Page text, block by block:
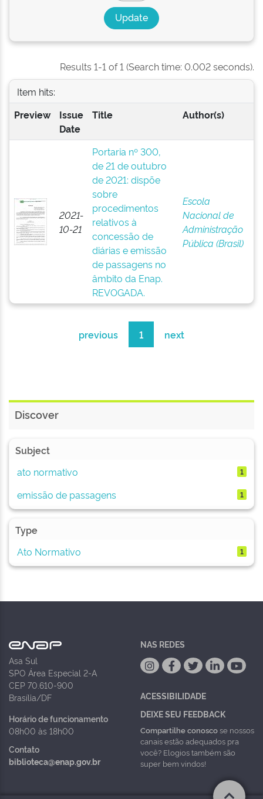
Results 1-1 of 1 (Search time: 0.002 seconds).
Item hits:
Preview
Issue
Date
Title Author(s)
2021-
10-21
Portaria nº 300,
de 21 de outubro
de 2021: dispõe
sobre
procedimentos
relativos à
concessão de
diárias e emissão
de passagens no
âmbito da Enap.
REVOGADA.
Escola
Nacional de
Administração
Pública (Brasil)
previous 1 next
Discover
Subject
ato normativo
1
emissão de passagens 1
Type
Ato Normativo
1
Asa Sul
SPO Área Especial 2-A
CEP 70.610-900
Brasília/DF
Horário de funcionamento
08h00 às 18h00
Contato
biblioteca@enap.gov.br
NAS REDES
ACESSIBILIDADE
DEIXE SEU FEEDBACK
Compartilhe conoscose nossos
canais estão adequados pra
você? Elogios também são
super bem vindos!